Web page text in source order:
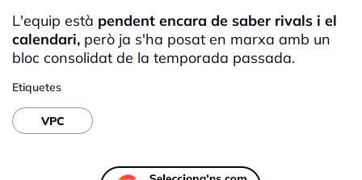
L'equip està pendent encara de saber rivals i el
calendari, però ja s'ha posat en marxa amb un
bloc consolidat de la temporada passada.
Etiquetes
VPC